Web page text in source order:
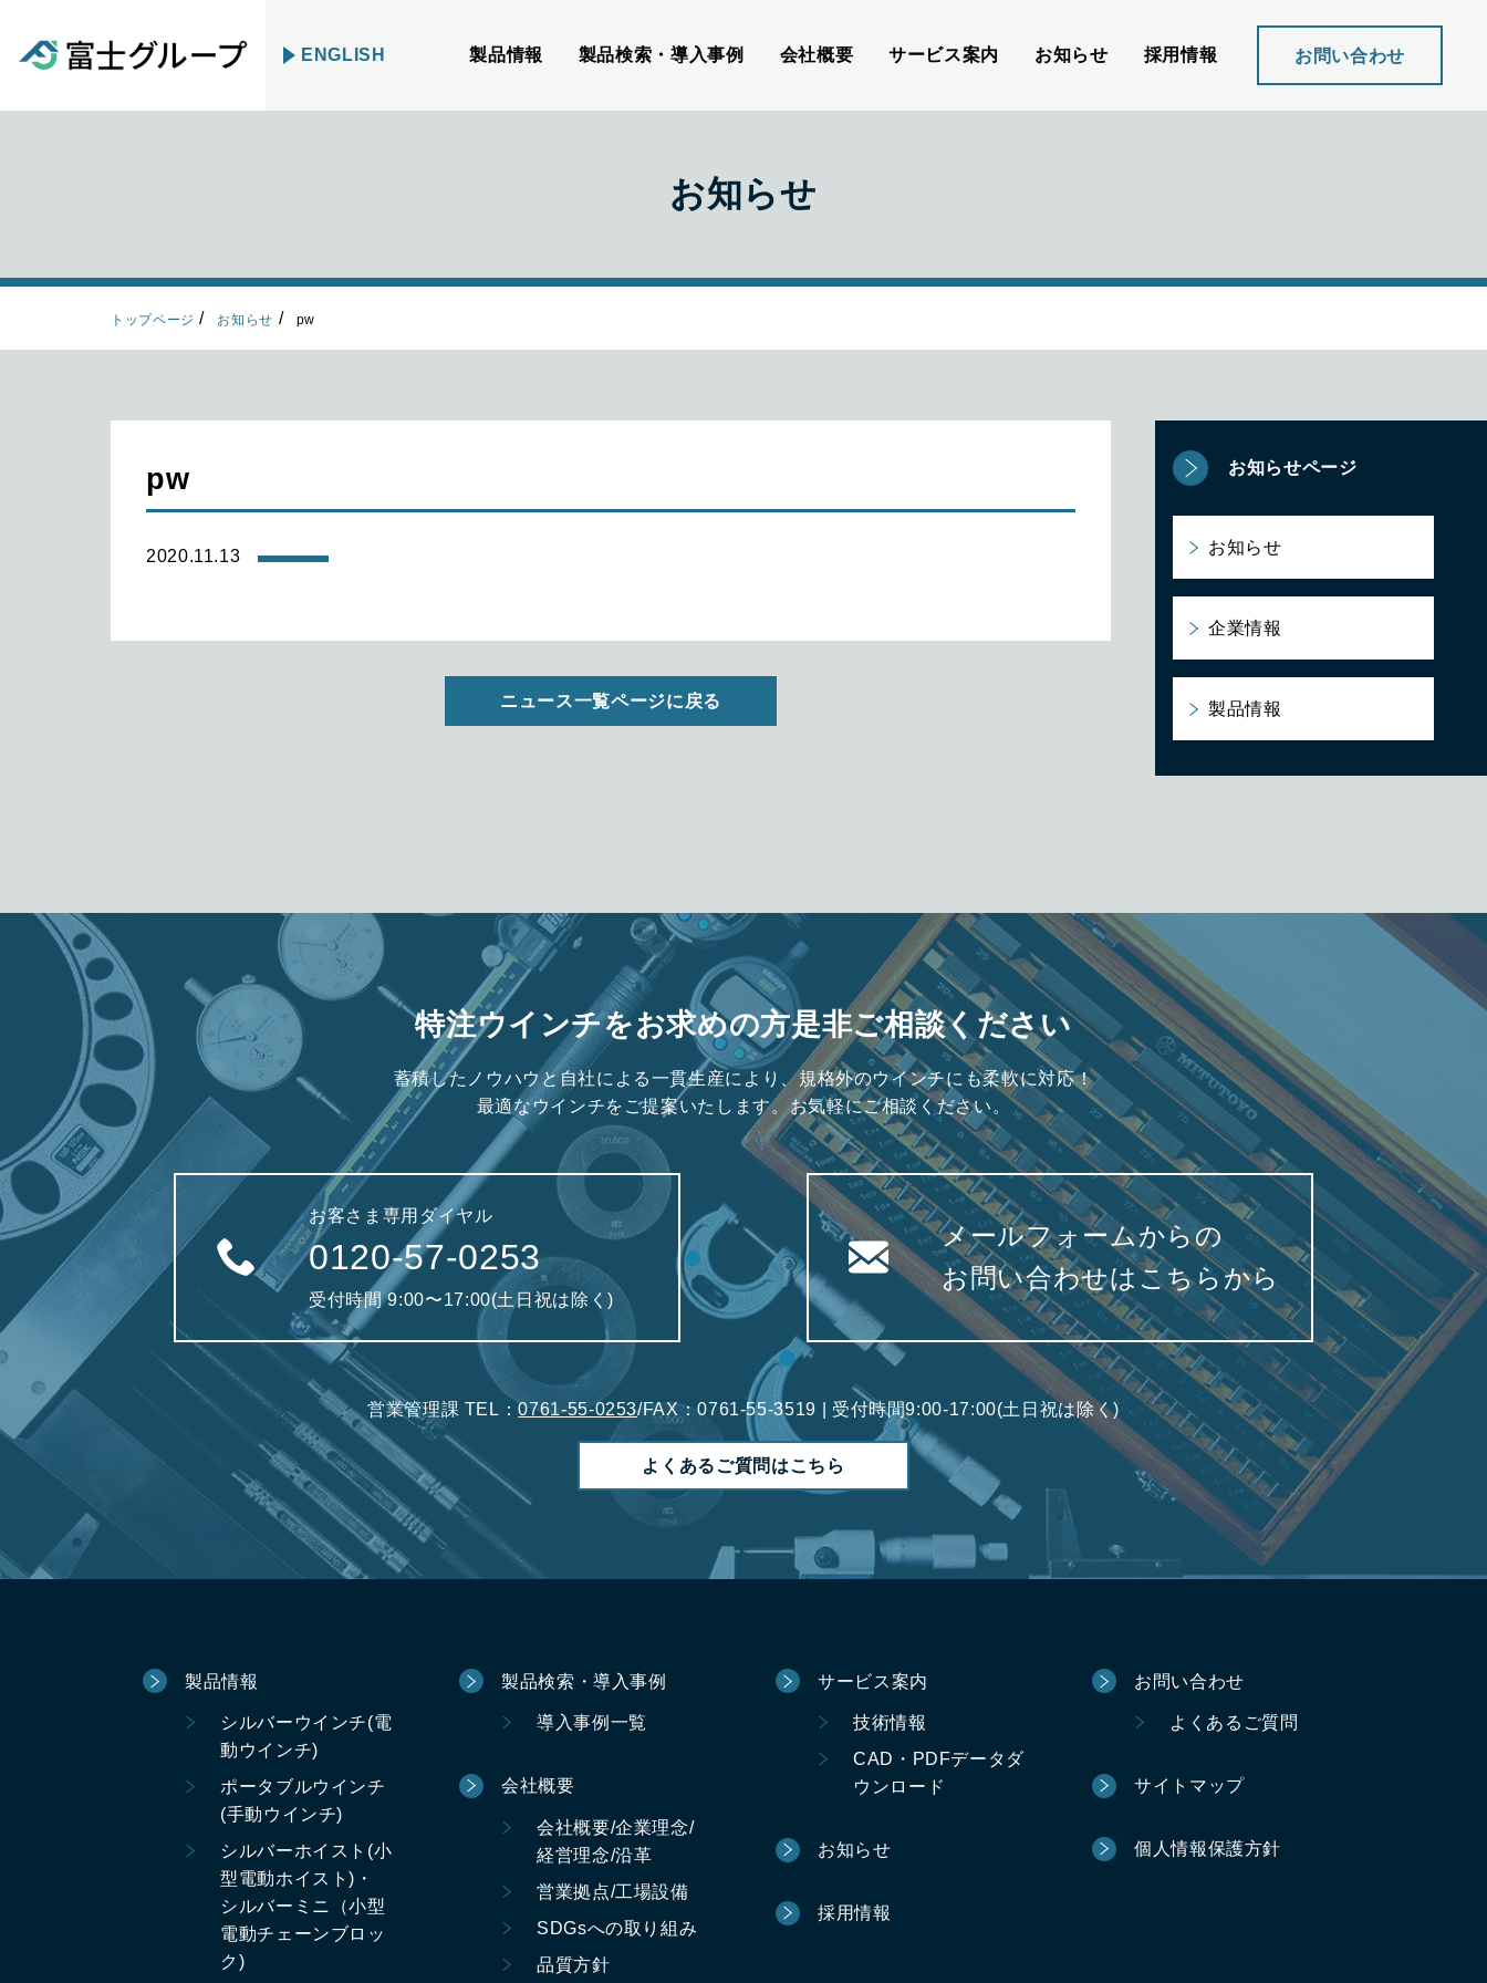
ENGLISH 製品情報 製品検索・導入事例 会社概要 サービス案内 お知らせ 採用情報 お問い合わせ
お知らせ
トップページ お知らせ pw
pw
2020.11.13
ニュース一覧ページに戻る
お知らせページ
お知らせ
企業情報
製品情報
特注ウインチをお求めの方是非ご相談ください
蓄積したノウハウと自社による一貫生産により、規格外のウインチにも柔軟に対応！
最適なウインチをご提案いたします。お気軽にご相談ください。
お客さま専用ダイヤル
0120-57-0253
受付時間 9:00〜17:00(土日祝は除く)
メールフォームからの
お問い合わせはこちらから
営業管理課 TEL：0761-55-0253/FAX：0761-55-3519 | 受付時間9:00-17:00(土日祝は除く)
よくあるご質問はこちら
製品情報
シルバーウインチ(電
動ウインチ)
ポータブルウインチ
(手動ウインチ)
シルバーホイスト(小
型電動ホイスト)・
シルバーミニ（小型
電動チェーンブロッ
ク)
製品検索・導入事例
導入事例一覧
会社概要
会社概要/企業理念/
経営理念/沿革
営業拠点/工場設備
SDGsへの取り組み
品質方針
サービス案内
技術情報
CAD・PDFデータダ
ウンロード
お知らせ
採用情報
お問い合わせ
よくあるご質問
サイトマップ
個人情報保護方針